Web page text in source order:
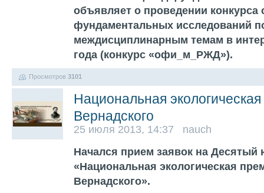
объявляет о проведении
фундаментальных исследований
междисциплинарным темам в
года (конкурс «офи_м_РЖД»).
Просмотров 3101
Национальная
Вернадского
25 июля 2013, 14:37 nauch
Начался прием заявок на Десятый
«Национальная экологическая
Вернадского».